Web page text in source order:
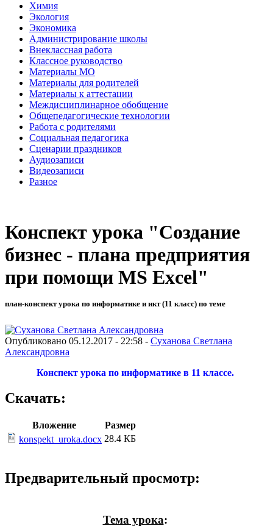
Химия
Экология
Экономика
Администрирование школы
Внеклассная работа
Классное руководство
Материалы МО
Материалы для родителей
Материалы к аттестации
Междисциплинарное обобщение
Общепедагогические технологии
Работа с родителями
Социальная педагогика
Сценарии праздников
Аудиозаписи
Видеозаписи
Разное
Конспект урока "Создание
бизнес - плана предприятия
при помощи MS Excel"
план-конспект урока по информатике и икт (11 класс) по теме
Опубликовано 05.12.2017 - 22:58 - Суханова Светлана
Александровна
Конспект урока по информатике в 11 классе.
Скачать:
Вложение
Размер
konspekt_uroka.docx 28.4 КБ
Предварительный просмотр:
Тема урока: